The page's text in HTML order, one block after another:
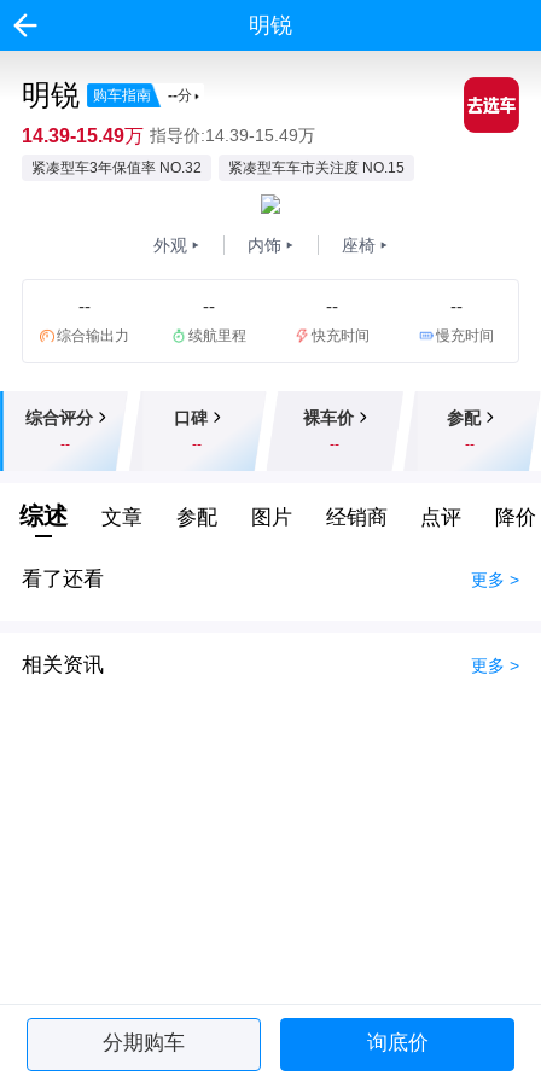
明锐
明锐 购车指南 --分
14.39-15.49万 指导价:14.39-15.49万
紧凑型车3年保值率 NO.32 紧凑型车车市关注度 NO.15
外观 内饰 座椅
--
综合输出力
--
续航里程
--
快充时间
--
慢充时间
综合评分
--
口碑
--
裸车价
--
参配
--
综述 文章 参配 图片 经销商 点评 降价
看了还看 更多 >
相关资讯 更多 >
分期购车 询底价